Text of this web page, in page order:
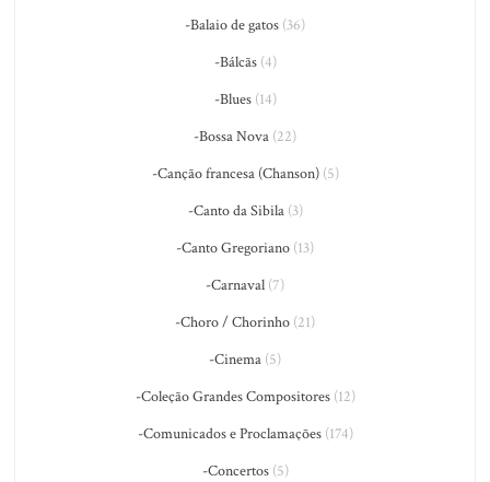
-Balaio de gatos (36)
-Bálcãs(4)
-Blues(14)
-Bossa Nova (22)
-Canção francesa (Chanson)(5)
-Canto da Sibila(3)
-Canto Gregoriano (13)
-Carnaval (7)
-Choro / Chorinho (21)
-Cinema (5)
-Coleção Grandes Compositores(12)
-Comunicados e Proclamações(174)
-Concertos(5)